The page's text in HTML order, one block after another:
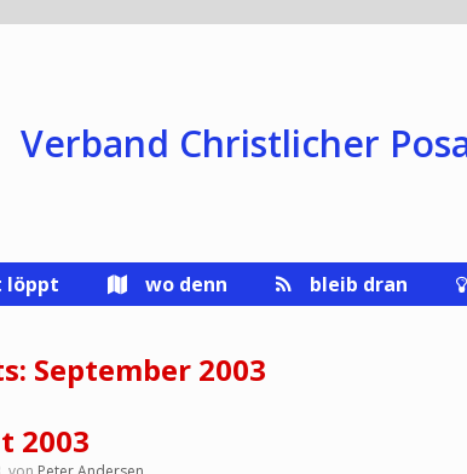
Verband Christlicher
löppt wo denn bleib dran
September 2003
2003